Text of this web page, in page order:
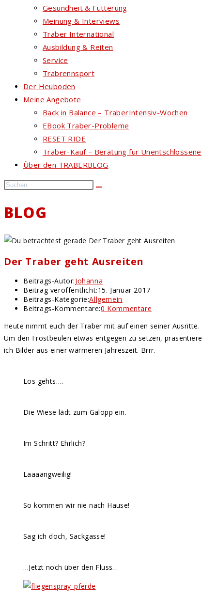
Gesundheit & Fütterung
Meinung & Interviews
Traber International
Ausbildung & Reiten
Service
Trabrennsport
Der Heuboden
Meine Angebote
Back in Balance – TraberIntensiv-Wochen
EBook Traber-Probleme
RESET RIDE
Traber-Kauf – Beratung für Unentschlossene
Über den TRABERBLOG
BLOG
Der Traber geht Ausreiten
Beitrags-Autor:Johanna
Beitrag veröffentlicht:15. Januar 2017
Beitrags-Kategorie:Allgemein
Beitrags-Kommentare:0 Kommentare
Heute nimmt euch der Traber mit auf einen seiner Ausritte.
Um den Frostbeulen etwas entgegen zu setzen, präsentiere
ich Bilder aus einer wärmeren Jahreszeit. Brrr.
Los gehts….
Die Wiese lädt zum Galopp ein.
Im Schritt? Ehrlich?
Laaaangweilig!
So kommen wir nie nach Hause!
Sag ich doch, Sackgasse!
…Jetzt noch über den Fluss…